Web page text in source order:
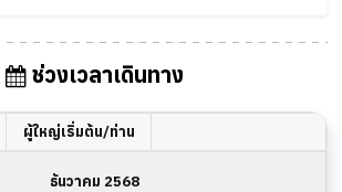
ช่วงเวลาเดินทาง
ผู้ใหญ่เริ่มต้น/ท่าน
ธันวาคม 2568